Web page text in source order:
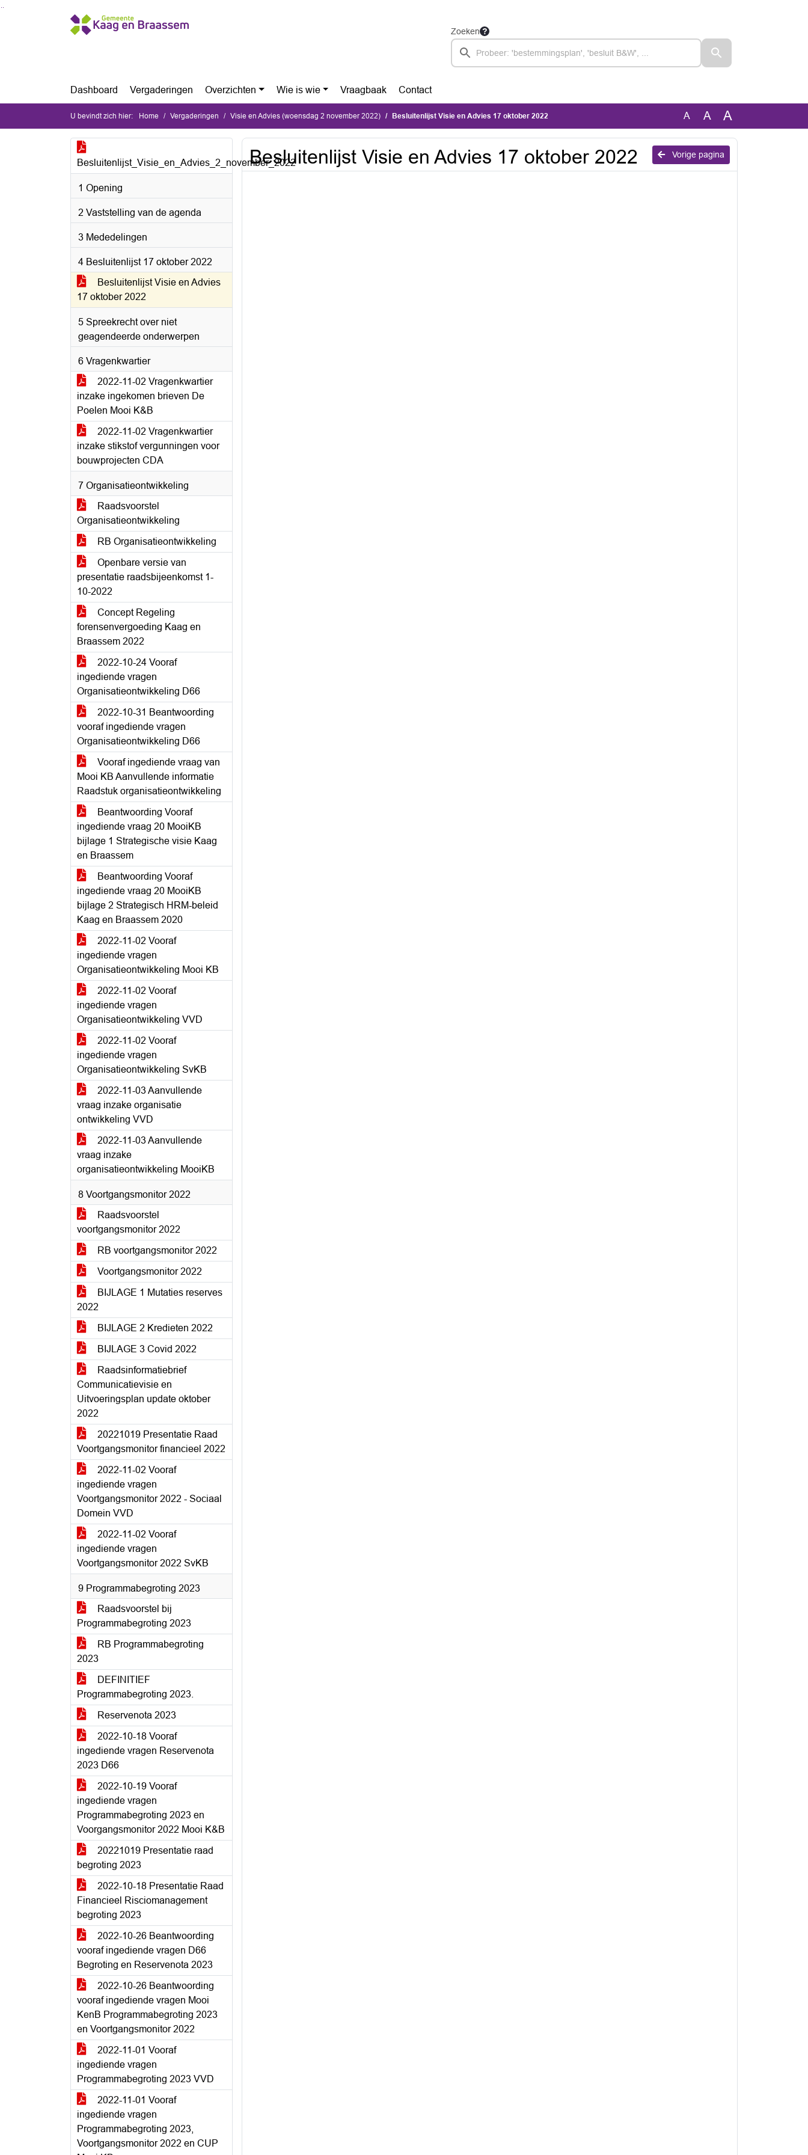
Ga naar de inhoud van deze pagina
Ga naar het zoeken
Ga naar het menu
Zoeken
Dashboard Vergaderingen Overzichten Wie is wie Vraagbaak Contact
U bevindt zich hier: Home Vergaderingen Visie en Advies (woensdag 2 november 2022) Besluitenlijst Visie en Advies 17 oktober 2022 A A A
Besluitenlijst_Visie_en_Advies_2_november_2022
1 Opening
2 Vaststelling van de agenda
3 Mededelingen
4 Besluitenlijst 17 oktober 2022
Besluitenlijst Visie en Advies
17 oktober 2022
5 Spreekrecht over niet
geagendeerde onderwerpen
6 Vragenkwartier
2022-11-02 Vragenkwartier
inzake ingekomen brieven De
Poelen Mooi K&B
2022-11-02 Vragenkwartier
inzake stikstof vergunningen voor
bouwprojecten CDA
7 Organisatieontwikkeling
Raadsvoorstel
Organisatieontwikkeling
RB Organisatieontwikkeling
Openbare versie van
presentatie raadsbijeenkomst 1-
10-2022
Concept Regeling
forensenvergoeding Kaag en
Braassem 2022
2022-10-24 Vooraf
ingediende vragen
Organisatieontwikkeling D66
2022-10-31 Beantwoording
vooraf ingediende vragen
Organisatieontwikkeling D66
Vooraf ingediende vraag van
Mooi KB Aanvullende informatie
Raadstuk organisatieontwikkeling
Beantwoording Vooraf
ingediende vraag 20 MooiKB
bijlage 1 Strategische visie Kaag
en Braassem
Beantwoording Vooraf
ingediende vraag 20 MooiKB
bijlage 2 Strategisch HRM-beleid
Kaag en Braassem 2020
2022-11-02 Vooraf
ingediende vragen
Organisatieontwikkeling Mooi KB
2022-11-02 Vooraf
ingediende vragen
Organisatieontwikkeling VVD
2022-11-02 Vooraf
ingediende vragen
Organisatieontwikkeling SvKB
2022-11-03 Aanvullende
vraag inzake organisatie
ontwikkeling VVD
2022-11-03 Aanvullende
vraag inzake
organisatieontwikkeling MooiKB
8 Voortgangsmonitor 2022
Raadsvoorstel
voortgangsmonitor 2022
RB voortgangsmonitor 2022
Voortgangsmonitor 2022
BIJLAGE 1 Mutaties reserves
2022
BIJLAGE 2 Kredieten 2022
BIJLAGE 3 Covid 2022
Raadsinformatiebrief
Communicatievisie en
Uitvoeringsplan update oktober
2022
20221019 Presentatie Raad
Voortgangsmonitor financieel 2022
2022-11-02 Vooraf
ingediende vragen
Voortgangsmonitor 2022 - Sociaal
Domein VVD
2022-11-02 Vooraf
ingediende vragen
Voortgangsmonitor 2022 SvKB
9 Programmabegroting 2023
Raadsvoorstel bij
Programmabegroting 2023
RB Programmabegroting
2023
DEFINITIEF
Programmabegroting 2023.
Reservenota 2023
2022-10-18 Vooraf
ingediende vragen Reservenota
2023 D66
2022-10-19 Vooraf
ingediende vragen
Programmabegroting 2023 en
Voorgangsmonitor 2022 Mooi K&B
20221019 Presentatie raad
begroting 2023
2022-10-18 Presentatie Raad
Financieel Risciomanagement
begroting 2023
2022-10-26 Beantwoording
vooraf ingediende vragen D66
Begroting en Reservenota 2023
2022-10-26 Beantwoording
vooraf ingediende vragen Mooi
KenB Programmabegroting 2023
en Voortgangsmonitor 2022
2022-11-01 Vooraf
ingediende vragen
Programmabegroting 2023 VVD
2022-11-01 Vooraf
ingediende vragen
Programmabegroting 2023,
Voortgangsmonitor 2022 en CUP
Vorige pagina
Besluitenlijst Visie en Advies 17 oktober 2022